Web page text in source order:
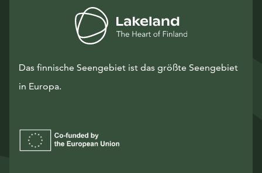
Das finnische Seengebiet ist das größte Seengebiet
in Europa.